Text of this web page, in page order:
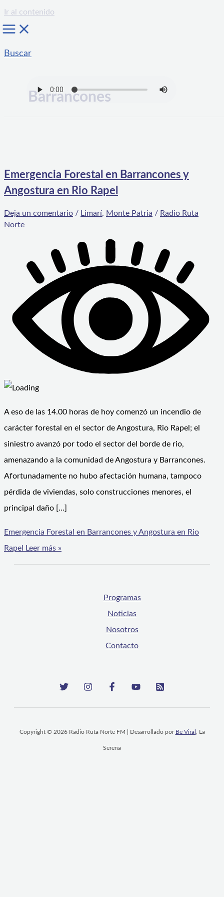
Ir al contenido
Buscar
Barrancones
Emergencia Forestal en Barrancones y
Angostura en Rio Rapel
Deja un comentario / Limarí, Monte Patria / Radio Ruta
Norte
A eso de las 14.00 horas de hoy comenzó un incendio de
carácter forestal en el sector de Angostura, Rio Rapel; el
siniestro avanzó por todo el sector del borde de rio,
amenazando a la comunidad de Angostura y Barrancones.
Afortunadamente no hubo afectación humana, tampoco
pérdida de viviendas, solo construcciones menores, el
principal daño […]
Emergencia Forestal en Barrancones y Angostura en Rio
Rapel
Leer más »
Programas
Noticias
Nosotros
Contacto
Copyright © 2026 Radio Ruta Norte FM | Desarrollado por Be Viral , La
Serena